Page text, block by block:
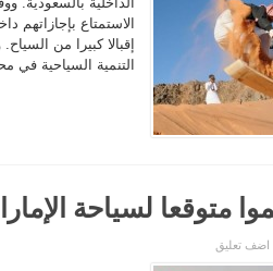
الاستمتاع بإجازاتهم
إقبالا كبيرا من
التنمية السياحية في
اضف تعليق